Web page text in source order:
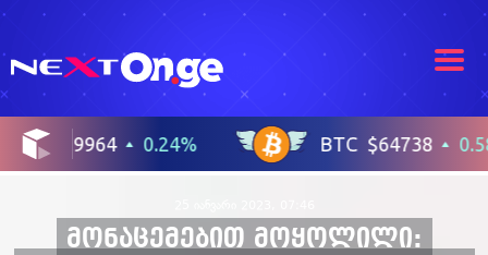
მონაცემებით მოყოლილი: